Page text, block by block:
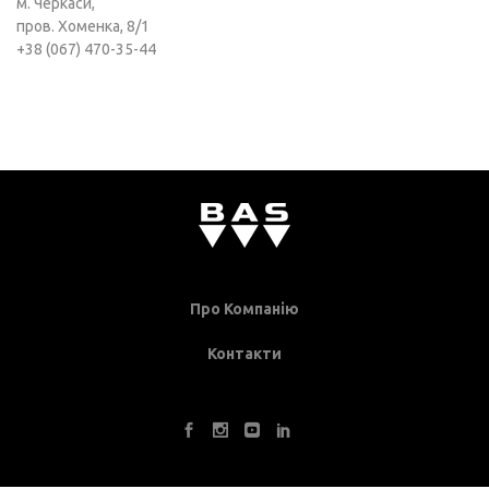
м. Черкаси,
пров. Хоменка, 8/1
+38 (067) 470-35-44
Про Компанію
Контакти